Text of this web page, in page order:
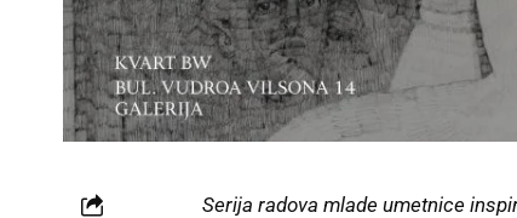
Serija radova mlade umetnice